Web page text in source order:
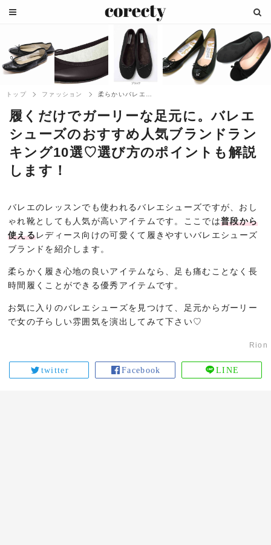
トップ ファッション
履くだけでガーリーな足元に。バレエ
シューズのおすすめ人気ブランドラン
キング10選♡選び方のポイントも解説
します！
バレエのレッスンでも使われるバレエシューズですが、おし
ゃれ靴としても人気が高いアイテムです。ここでは普段から
使えるレディース向けの可愛くて履きやすいバレエシューズ
ブランドを紹介します。
柔らかく履き心地の良いアイテムなら、足も痛むことなく長
時間履くことができる優秀アイテムです。
お気に入りのバレエシューズを見つけて、足元からガーリー
で女の子らしい雰囲気を演出してみて下さい♡
Rion
twitter Facebook LINE